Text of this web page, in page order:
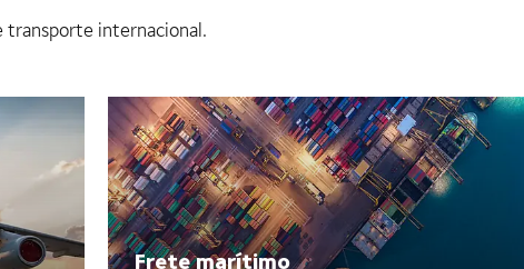
transporte internacional.
Frete marítimo